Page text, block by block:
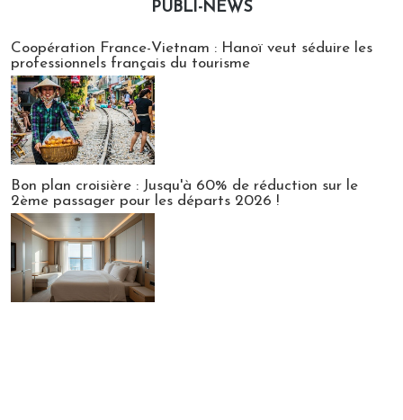
PUBLI-NEWS
Coopération France-Vietnam : Hanoï veut séduire les
professionnels français du tourisme
Bon plan croisière : Jusqu'à 60% de réduction sur le
2ème passager pour les départs 2026 !